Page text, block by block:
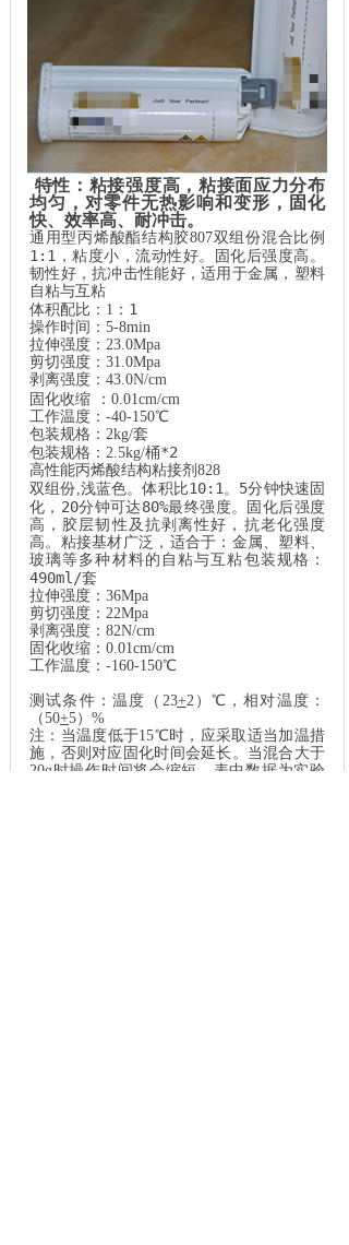
特性：粘接强度高，粘接面应力分布
均匀，对零件无热影响和变形，固化
快、效率高、耐冲击。
通用型丙烯酸酯结构胶807双组份混合比例
1:1 ，粘度小，流动性好。固化后强度高。
韧性好，抗冲击性能好，适用于金属，塑料
自粘与互粘
体积配比： 1 ： 1
操作时间： 5-8min
拉伸强度： 23.0Mpa
剪切强度： 31.0Mpa
剥离强度： 43.0N/cm
固化收缩
： 0.01cm/cm
工作温度： -40-150℃
包装规格： 2kg/套
包装规格： 2.5kg/桶*2
高性能丙烯酸结构粘接剂 828
双组份,浅蓝色。体积比10:1。 5分钟快速固
化， 20分钟可达 80%最终强度。固化后强度
高，胶层韧性及抗剥离性好，抗老化强度
高。粘接基材广泛，适合于：金属、塑料、
玻璃等多种材料的自粘与互粘包装规格：
490ml/套
拉伸强度： 36Mpa
剪切强度： 22Mpa
剥离强度： 82N/cm
固化收缩： 0.01cm/cm
工作温度： -160-150℃
测试条件：温度（ 23+2）℃，相对温度：
（50+5） %
注：当温度低于15℃时，应采取适当加温措
施，否则对应固化时间会延长。当混合大于
20g时操作时间将会缩短。表中数据为实验